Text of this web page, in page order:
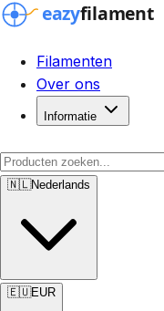
Filamenten
Over ons
Informatie
🇳🇱Nederlands
🇪🇺EUR